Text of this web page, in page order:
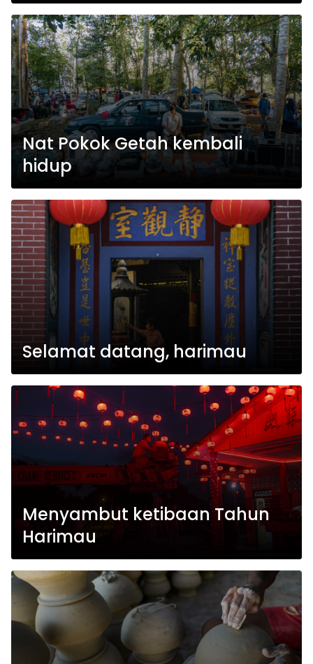
Nat Pokok Getah kembali
hidup
Selamat datang, harimau
Menyambut ketibaan Tahun
Harimau